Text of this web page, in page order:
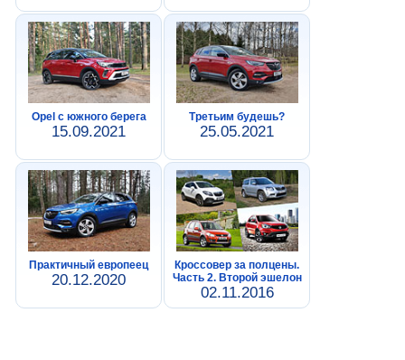
Opel c южного берега
15.09.2021
Третьим будешь?
25.05.2021
Практичный европеец
20.12.2020
Кроссовер за полцены.
Часть 2. Второй эшелон
02.11.2016